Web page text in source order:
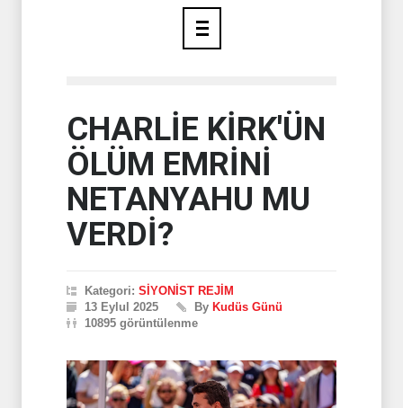
CHARLİE KİRK'ÜN
ÖLÜM EMRİNİ
NETANYAHU MU
VERDİ?
Kategori: SİYONİST REJİM
13 Eylul 2025
By Kudüs Günü
10895 görüntülenme